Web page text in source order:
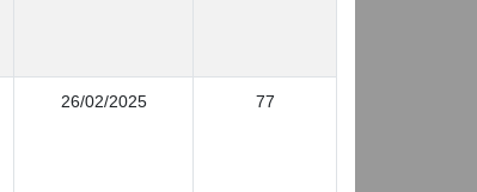
26/02/2025 77